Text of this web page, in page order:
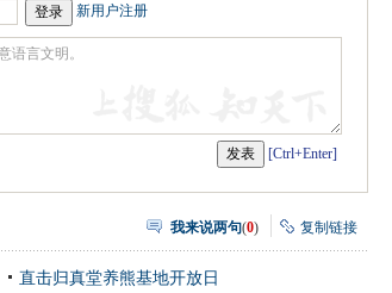
新用户注册
[Ctrl+Enter]
我来说两句(0) 复制链接
直击归真堂养熊基地开放日